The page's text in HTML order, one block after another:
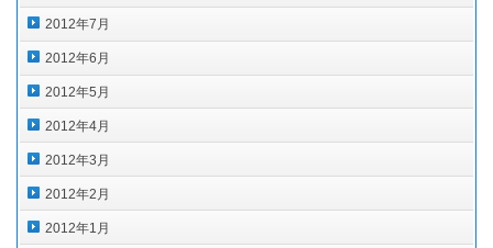
2012年7月
2012年6月
2012年5月
2012年4月
2012年3月
2012年2月
2012年1月